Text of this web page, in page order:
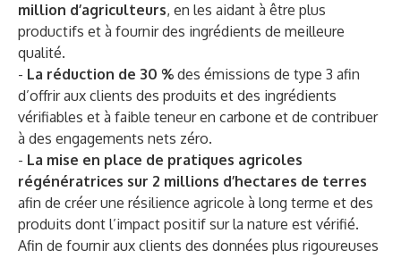
million d’agriculteurs, en les aidant à être plus
productifs et à fournir des ingrédients de meilleure
qualité.
- La réduction de 30 % des émissions de type 3 afin
d’offrir aux clients des produits et des ingrédients
vérifiables et à faible teneur en carbone et de contribuer
à des engagements nets zéro.
- La mise en place de pratiques agricoles
régénératrices sur 2 millions d’hectares de terres
afin de créer une résilience agricole à long terme et des
produits dont l’impact positif sur la nature est vérifié.
Afin de fournir aux clients des données plus rigoureuses